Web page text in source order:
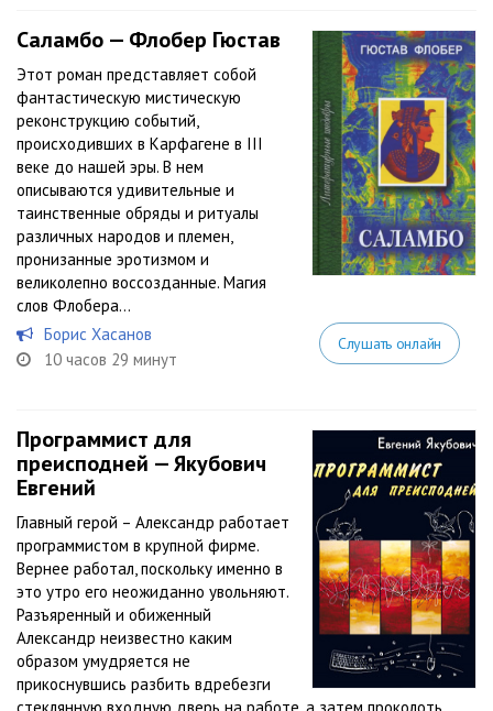
Саламбо — Флобер Гюстав
Этот роман представляет собой
фантастическую мистическую
реконструкцию событий,
происходивших в Карфагене в III
веке до нашей эры. В нем
описываются удивительные и
таинственные обряды и ритуалы
различных народов и племен,
пронизанные эротизмом и
великолепно воссозданные. Магия
слов Флобера...
Борис Хасанов
10 часов 29 минут
Слушать онлайн
Программист для
преисподней — Якубович
Евгений
Главный герой – Александр работает
программистом в крупной фирме.
Вернее работал, поскольку именно в
это утро его неожиданно увольняют.
Разъяренный и обиженный
Александр неизвестно каким
образом умудряется не
прикоснувшись разбить вдребезги